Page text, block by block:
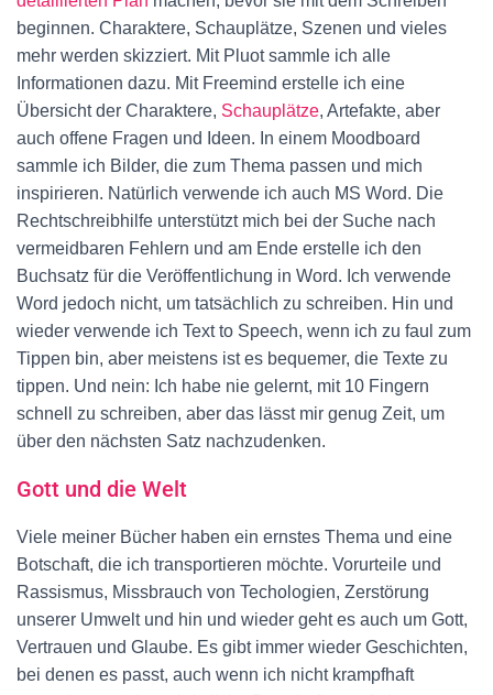
beginnen. Charaktere, Schauplätze, Szenen und vieles
mehr werden skizziert. Mit Pluot sammle ich alle
Informationen dazu. Mit Freemind erstelle ich eine
Übersicht der Charaktere, Schauplätze, Artefakte, aber
auch offene Fragen und Ideen. In einem Moodboard
sammle ich Bilder, die zum Thema passen und mich
inspirieren. Natürlich verwende ich auch MS Word. Die
Rechtschreibhilfe unterstützt mich bei der Suche nach
vermeidbaren Fehlern und am Ende erstelle ich den
Buchsatz für die Veröffentlichung in Word. Ich verwende
Word jedoch nicht, um tatsächlich zu schreiben. Hin und
wieder verwende ich Text to Speech, wenn ich zu faul zum
Tippen bin, aber meistens ist es bequemer, die Texte zu
tippen. Und nein: Ich habe nie gelernt, mit 10 Fingern
schnell zu schreiben, aber das lässt mir genug Zeit, um
über den nächsten Satz nachzudenken.
Gott und die Welt
Viele meiner Bücher haben ein ernstes Thema und eine
Botschaft, die ich transportieren möchte. Vorurteile und
Rassismus, Missbrauch von Techologien, Zerstörung
unserer Umwelt und hin und wieder geht es auch um Gott,
Vertrauen und Glaube. Es gibt immer wieder Geschichten,
bei denen es passt, auch wenn ich nicht krampfhaft